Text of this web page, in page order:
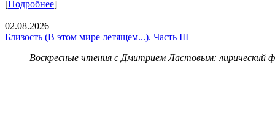
[Подробнее]
02.08.2026
Близость (В этом мире летящем...). Часть III
Воскресные чтения с Дмитрием Ластовым: лирический